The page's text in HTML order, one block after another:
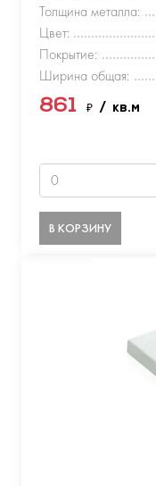
Толщина металла:
Цвет:
Покрытие:
Ширина общая:
861 ₽ / кв.м
В КОРЗИНУ